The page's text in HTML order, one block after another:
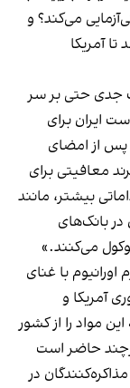
می‌کند؟ و
آمریکا
جدی حتی بر سر
ایران برای
پس از امضای
معافیتی برای
بیشتر، مانند
در بانک‌های
می‌کنند.»
بیش از ۴۰۰ کیلوگرم اورانیوم با غنای
آمریکا و
مواد را از کشور
حاضر است
در